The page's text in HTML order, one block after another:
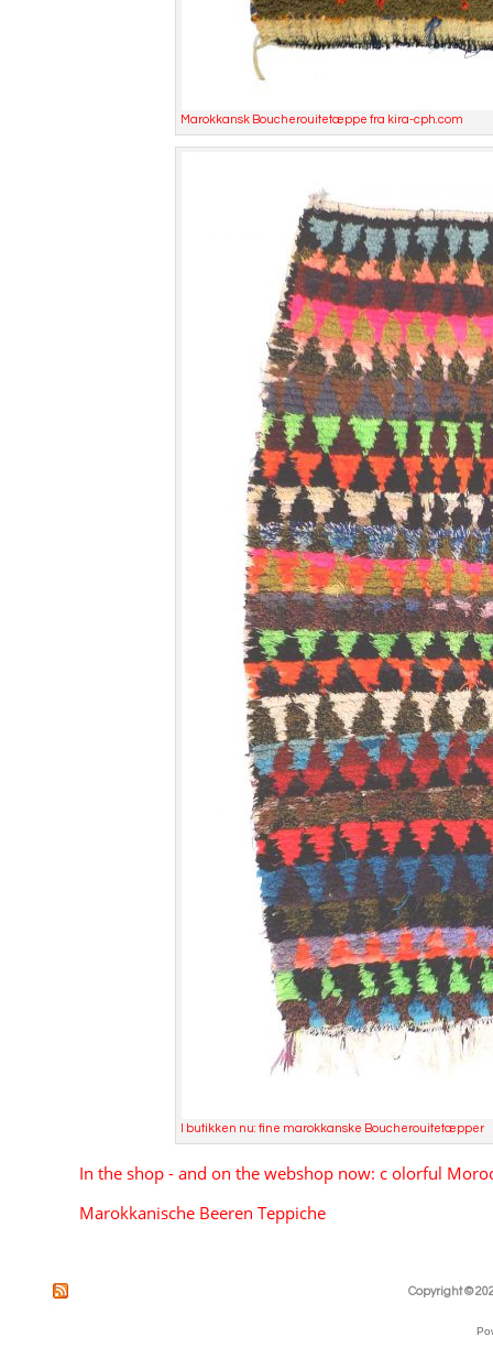
Marokkansk Boucherouitetæppe fra kira-cph.com
I butikken nu: fine marokkanske Boucherouitetæpper
In the shop - and on the webshop now: c olorful
Marokkanische Beeren Teppiche
Copyright ©